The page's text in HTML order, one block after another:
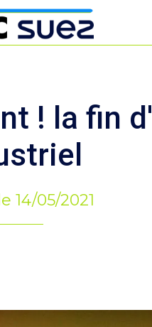
! la fin
14/05/2021